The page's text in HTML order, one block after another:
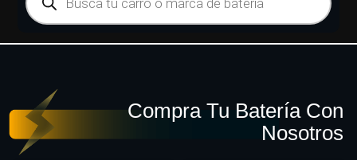
Compra Tu Batería Con
Nosotros